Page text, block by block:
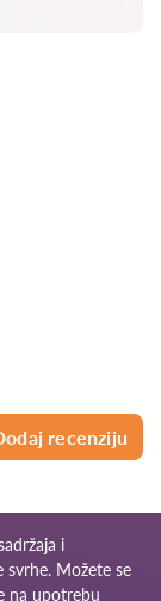
recenziju
i
Možete se
na upotrebu